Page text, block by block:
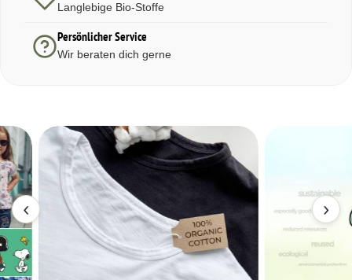
Langlebige Bio-Stoffe
Persönlicher Service
Wir beraten dich gerne
‹ ›